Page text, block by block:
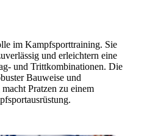
im Kampfsporttraining. Sie
und erleichtern eine
und Trittkombinationen. Die
Bauweise und
Pratzen zu einem